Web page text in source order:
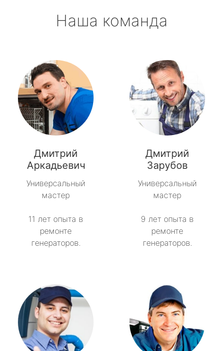
Наша команда
Дмитрий
Аркадьевич
Универсальный
мастер
11 лет опыта в
ремонте
генераторов.
Дмитрий
Зарубов
Универсальный
мастер
9 лет опыта в
ремонте
генераторов.